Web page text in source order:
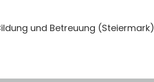
und Betreuung (Steiermark)